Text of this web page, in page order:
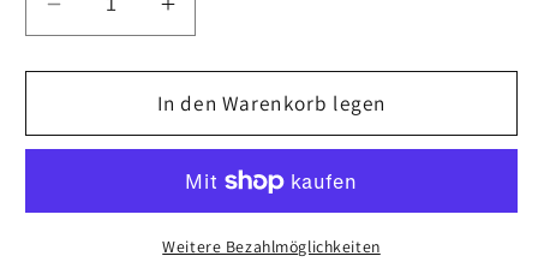
Verringere
die
Menge
Satz
Thomastik
Dominant
Erhöhe
die
Menge
für
Satz
4/4
Thomastik
Dominant
In den Warenkorb legen
Weitere Bezahlmöglichkeiten